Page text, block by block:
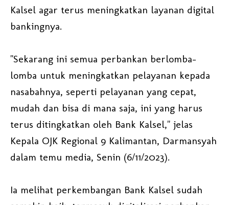
Kalsel agar terus meningkatkan layanan digital
bankingnya.
"Sekarang ini semua perbankan berlomba-
lomba untuk meningkatkan pelayanan kepada
nasabahnya, seperti pelayanan yang cepat,
mudah dan bisa di mana saja, ini yang harus
terus ditingkatkan oleh Bank Kalsel," jelas
Kepala OJK Regional 9 Kalimantan, Darmansyah
dalam temu media, Senin (6/11/2023).
Ia melihat perkembangan Bank Kalsel sudah